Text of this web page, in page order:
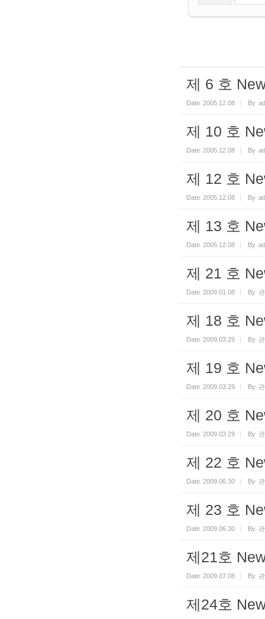
제 6 호
Date 2005.12.08 By
제 10 호
Date 2005.12.08 By
제 12 호
Date 2005.12.08 By
제 13 호
Date 2005.12.08 By
제 21 호
Date 2009.01.08 By
제 18 호
Date 2009.03.29 By
제 19 호
Date 2009.03.29 By
제 20 호
Date 2009.03.29 By
제 22 호
Date 2009.06.30 By
제 23 호
Date 2009.06.30 By
제21호
Date 2009.07.08 By
제24호